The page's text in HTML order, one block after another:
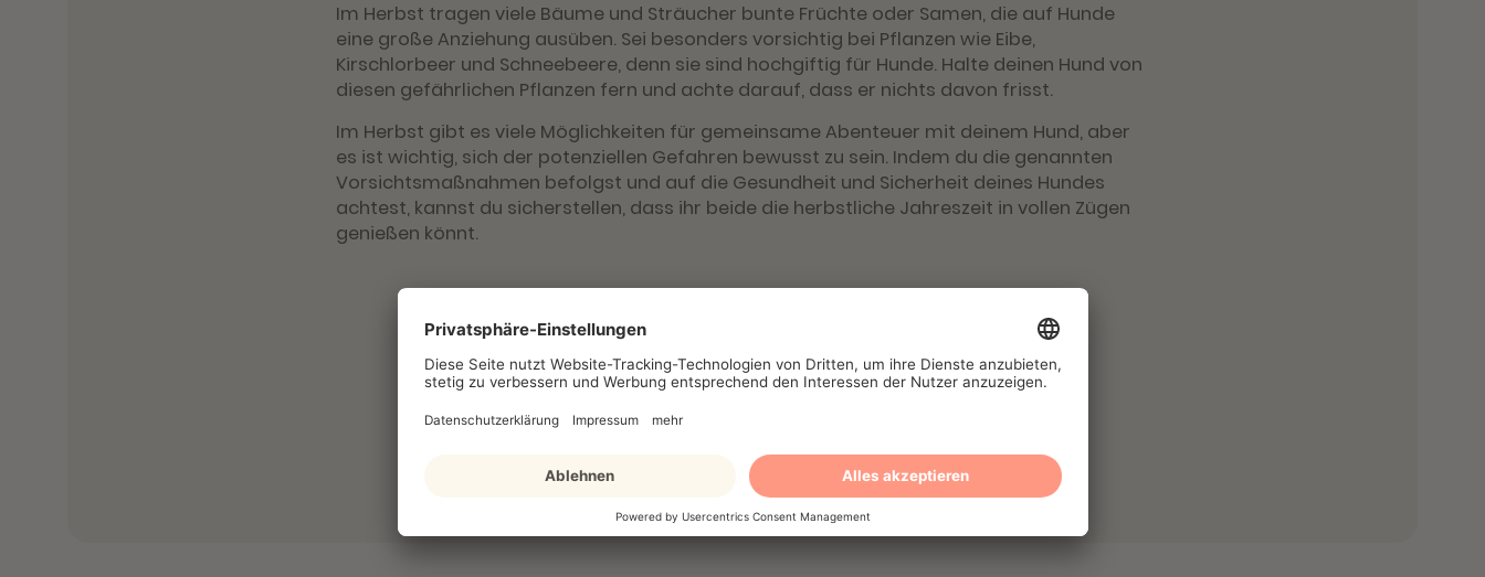
Im Herbst tragen viele Bäume und Sträucher bunte Früchte oder Samen, die auf Hunde
eine große Anziehung ausüben. Sei besonders vorsichtig bei Pflanzen wie Eibe,
Kirschlorbeer und Schneebeere, denn sie sind hochgiftig für Hunde. Halte deinen Hund von
diesen gefährlichen Pflanzen fern und achte darauf, dass er nichts davon frisst.
Im Herbst gibt es viele Möglichkeiten für gemeinsame Abenteuer mit deinem Hund, aber
es ist wichtig, sich der potenziellen Gefahren bewusst zu sein. Indem du die genannten
Vorsichtsmaßnahmen befolgst und auf die Gesundheit und Sicherheit deines Hundes
achtest, kannst du sicherstellen, dass ihr beide die herbstliche Jahreszeit in vollen Zügen
genießen könnt.